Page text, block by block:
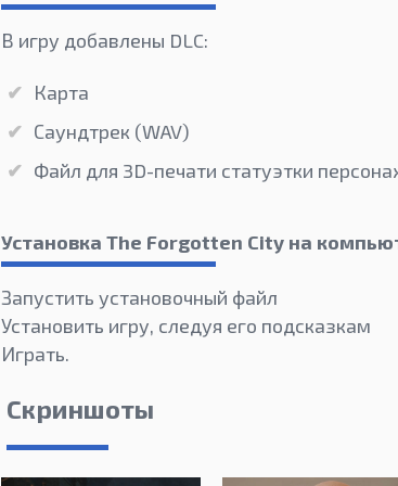
В игру добавлены DLC:
Карта
Саундтрек (WAV)
Файл для 3D-печати статуэтки
Установка The Forgotten City на
Запустить установочный файл
Установить игру, следуя его подсказкам
Играть.
Скриншоты